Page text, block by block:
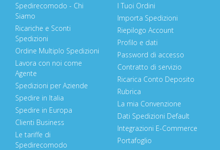
Spedirecomodo - Chi
Siamo
Ricariche e Sconti
Spedizioni
Ordine Multiplo Spedizioni
Lavora con noi come
Agente
Spedizioni per Aziende
Spedire in Italia
Spedire in Europa
Clienti Business
Le tariffe di
Spedirecomodo
I Tuoi Ordini
Importa Spedizioni
Riepilogo Account
Profilo e dati
Password di accesso
Contratto di servizio
Ricarica Conto Deposito
Rubrica
La mia Convenzione
Dati Spedizioni Default
Integrazioni E-Commerce
Portafoglio